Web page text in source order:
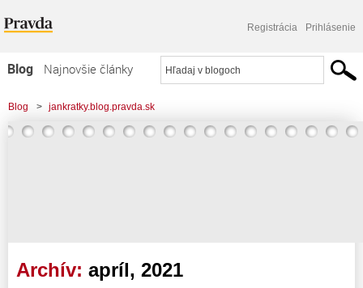
Registrácia Prihlásenie
Blog
Najnovšie články
Najčítanejšie články
Najkomentovanejšie články
Blog > jankratky.blog.pravda.sk
Archív: apríl, 2021